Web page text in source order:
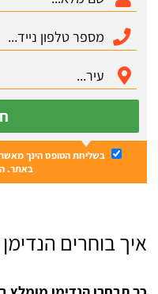
בשליחת הטופס הינך
באתר.
איך בוחרים